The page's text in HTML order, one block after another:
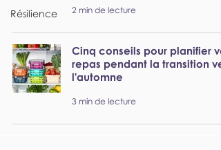
Résilience
2 min de lecture
Cinq conseils pour planifier
repas pendant la transition
l'automne
3 min de lecture